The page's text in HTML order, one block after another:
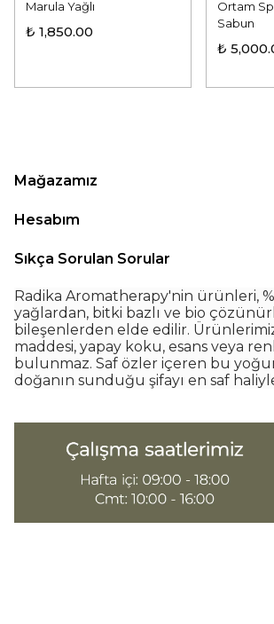
Marula Yağlı
₺ 1,850.00
Ortam
Sabun
₺
Mağazamız
Hesabım
Sıkça Sorulan Sorular
Radika Aromatherapy'nin ürünleri,
yağlardan, bitki bazlı ve bio
bileşenlerden elde edilir.
maddesi, yapay koku, esans veya
bulunmaz. Saf özler içeren bu
doğanın sunduğu şifayı en saf